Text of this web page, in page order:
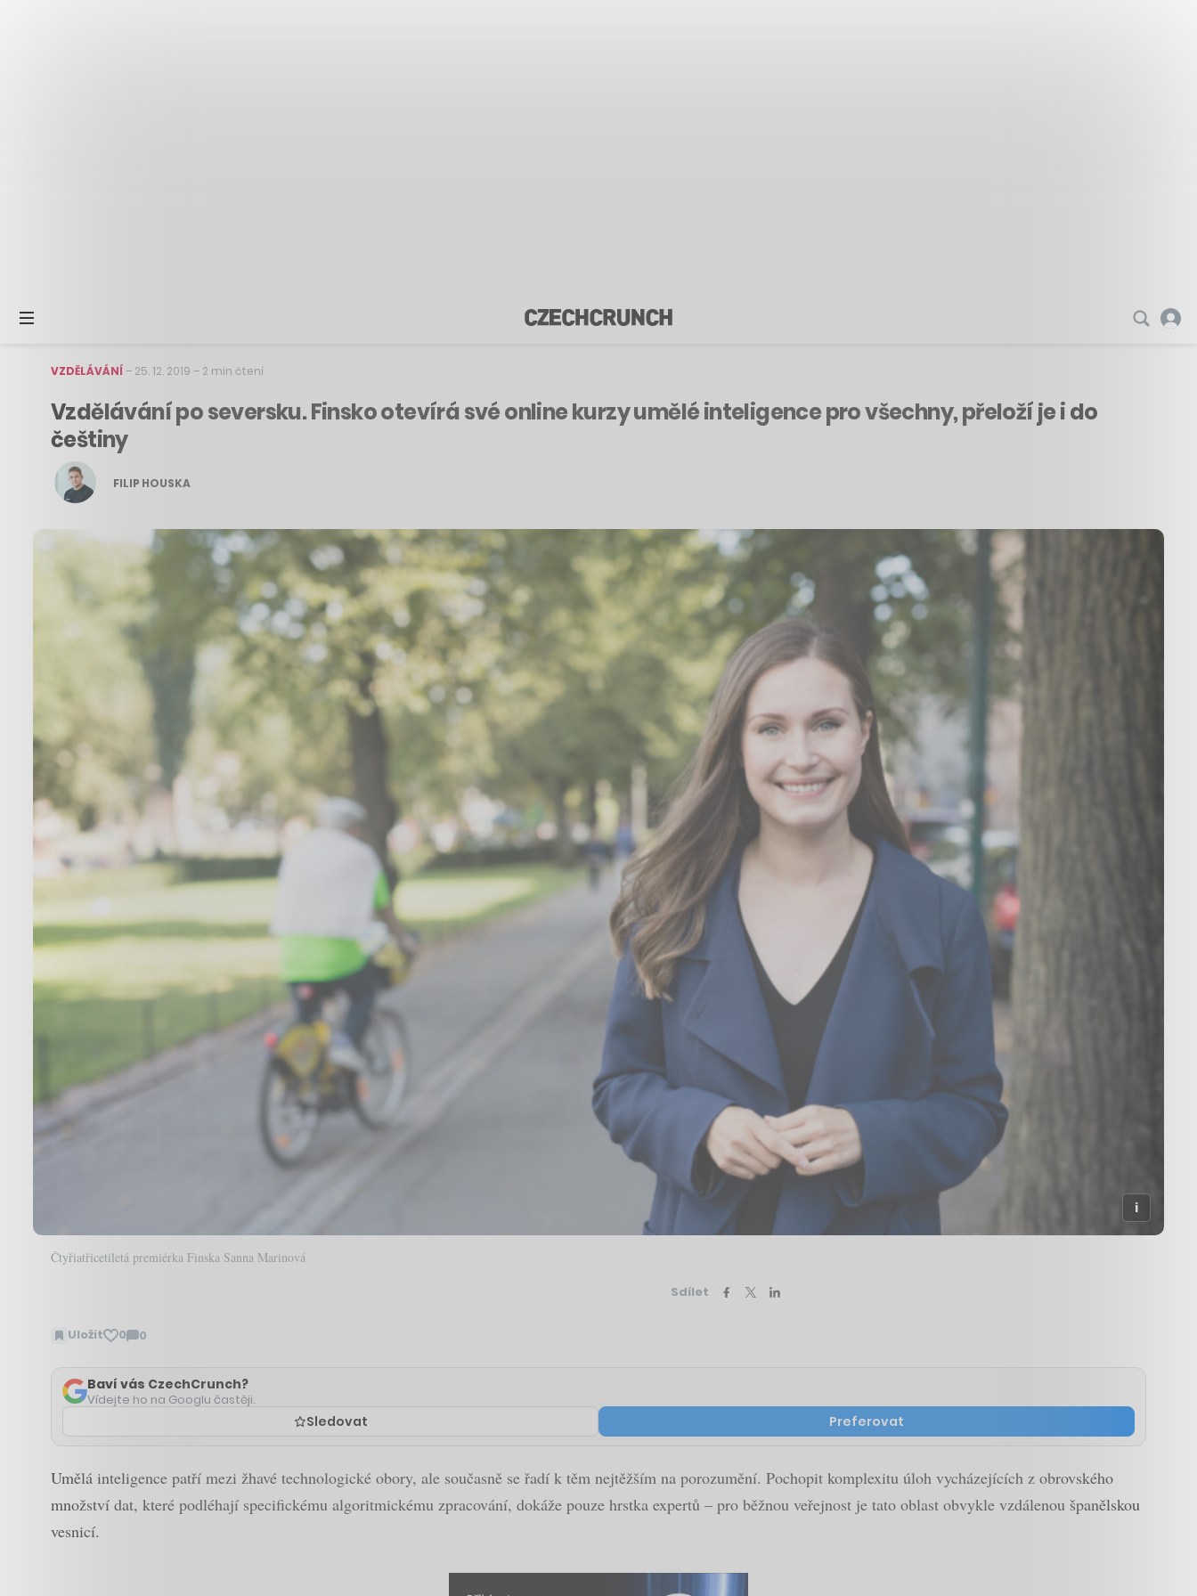
VZDĚLÁVÁNÍ– 25. 12. 2019 – 2 min čtení
Vzdělávání po seversku. Finsko otevírá své online kurzy umělé inteligence pro všechny, přeloží je i do
češtiny
FILIP HOUSKA
Čtyřiatřicetiletá premiérka Finska Sanna Marinová
Sdílet
Uložit 0 0
Zobrazit
Baví vás CzechCrunch?
Vídejte ho na Googlu častěji.
Sledovat Preferovat
Umělá inteligence patří mezi žhavé technologické obory, ale současně se řadí k těm nejtěžším na porozumění. Pochopit komplexitu úloh vycházejících z obrovského
množství dat, které podléhají specifickému algoritmickému zpracování, dokáže pouze hrstka expertů – pro běžnou veřejnost je tato oblast obvykle vzdálenou španělskou
vesnicí.